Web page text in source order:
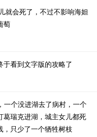
就会死了，不过不影响海妲
萄
看到文字版的攻略了
一个没进湖去了病村，一个
瑞克进湖，城主女儿都死
，只少了一个牺牲树枝